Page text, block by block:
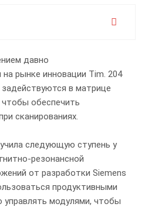
давно
рынке инновации Tim. 204
в матрице
чтобы обеспечить
сканированиях.
следующую ступень у
резонансной
от разработки Siemens
продуктивными
управлять модулями, чтобы